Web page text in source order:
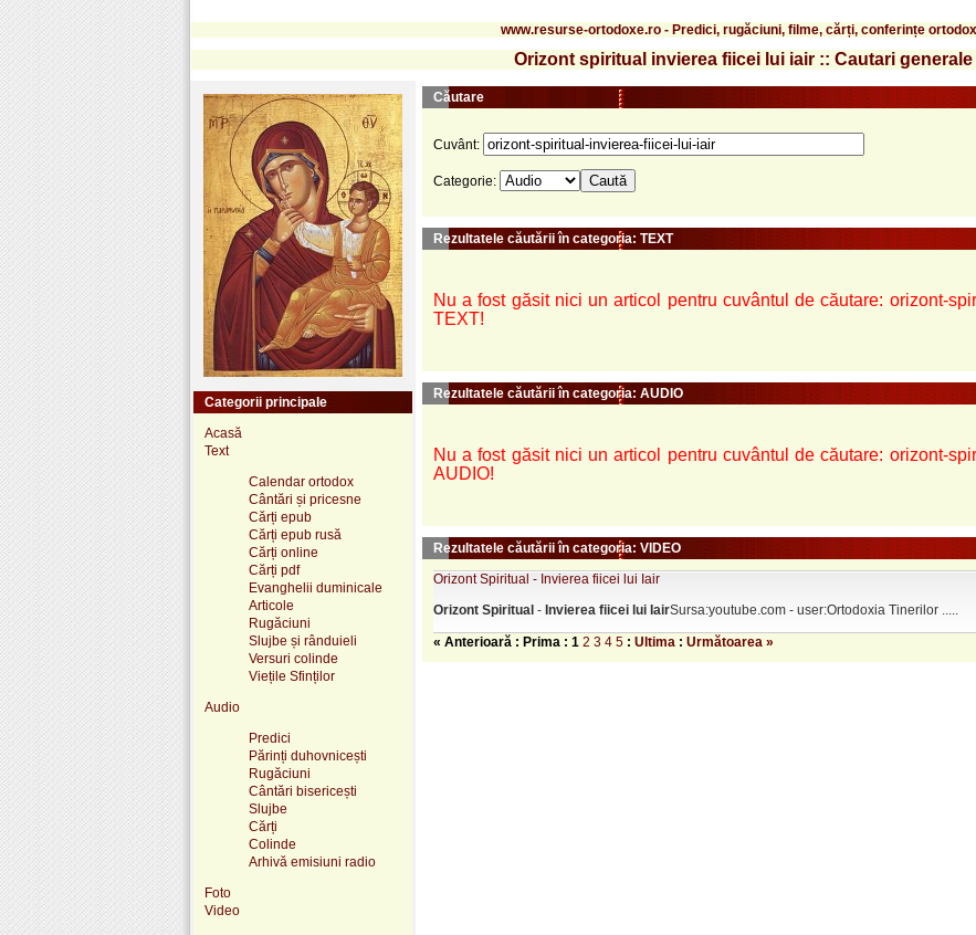
www.resurse-ortodoxe.ro - Predici, rugăciuni, filme, cărți, conferințe
Orizont spiritual invierea fiicei lui iair :: Cautari generale
Categorii principale
Acasă
Text
Calendar ortodox
Cântări și pricesne
Cărți epub
Cărți epub rusă
Cărți online
Cărți pdf
Evanghelii duminicale
Articole
Rugăciuni
Slujbe și rânduieli
Versuri colinde
Viețile Sfinților
Audio
Predici
Părinți duhovnicești
Rugăciuni
Cântări bisericești
Slujbe
Cărți
Colinde
Arhivă emisiuni radio
Foto
Video
Căutare
Cuvânt:
Categorie:
Rezultatele căutării în categoria: TEXT
Nu a fost găsit nici un articol pentru cuvântul de căutare: orizont-
TEXT!
Rezultatele căutării în categoria: AUDIO
Nu a fost găsit nici un articol pentru cuvântul de căutare: orizont-
AUDIO!
Rezultatele căutării în categoria: VIDEO
Orizont Spiritual - Invierea fiicei lui Iair
Orizont Spiritual - Invierea fiicei lui IairSursa:youtube.com - user:Ortodoxia Tinerilor .....
« Anterioară : Prima : 1 2 3 4 5 : Ultima : Următoarea »